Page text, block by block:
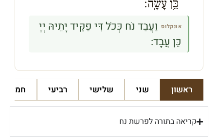
כֵּ֥ן עָשָֽׂה׃
אונקלוס וַעֲבַד נֹח כְּכֹל דִּי פַקֵּיד יָתֵיהּ יְיָ
כֵּן עֲבָד:
ראשון שני שלישי רביעי חמישי
קריאה בתורה לפרשת נח